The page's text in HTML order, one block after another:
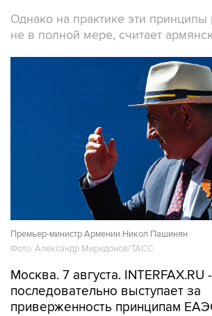
Однако на практике эти принципы
не в полной мере, считает
Премьер-министр Армении Никол Пашинян
Фото: Александр Миридонов/ТАСС
Москва. 7 августа.
последовательно выступает за
приверженность принципам